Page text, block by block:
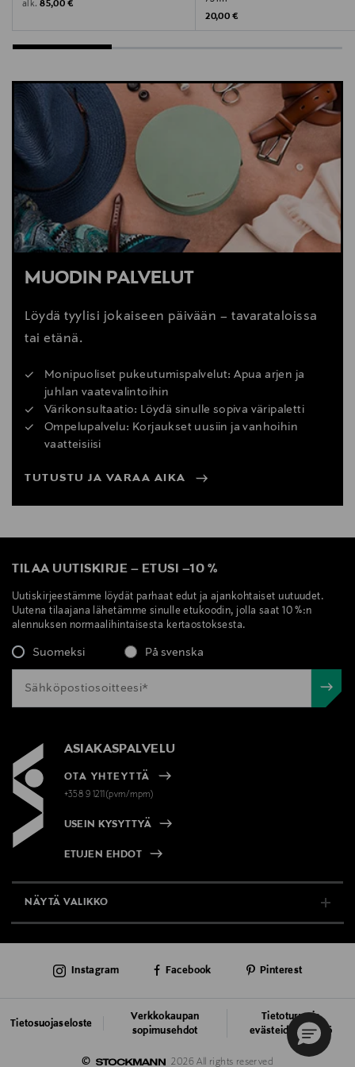
alk. Original Price
85,00 €
Original Price
20,00 €
MUODIN PALVELUT
Löydä tyylisi jokaiseen päivään – tavarataloissa
tai etänä.
Monipuoliset pukeutumispalvelut: Apua arjen ja
juhlan vaatevalintoihin
Värikonsultaatio: Löydä sinulle sopiva väripaletti
Ompelupalvelu: Korjaukset uusiin ja vanhoihin
vaatteisiisi
TUTUSTU JA VARAA AIKA
TILAA UUTISKIRJE – ETUSI –10 %
Uutiskirjeestämme löydät parhaat edut ja ajankohtaiset uutuudet.
Uutena tilaajana lähetämme sinulle etukoodin, jolla saat 10 %:n
alennuksen normaalihintaisesta kertaostoksesta.
Suomeksi På svenska
ASIAKASPALVELU
OTA YHTEYTTÄ
+358 9 1211(pvm/mpm)
USEIN KYSYTTYÄ
ETUJEN EHDOT
NÄYTÄ VALIKKO
AJANKOHTAISTA
©
2026 All rights reserved
Tietosuojaseloste
Verkkokaupan
sopimusehdot
Tietoturva ja
evästeiden käyttö
Instagram Facebook Pinterest